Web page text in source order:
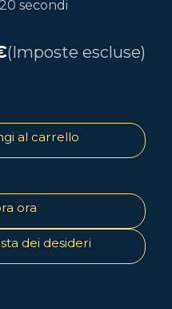
secondi
al carrello
ora
dei desideri
(Imposte escluse)